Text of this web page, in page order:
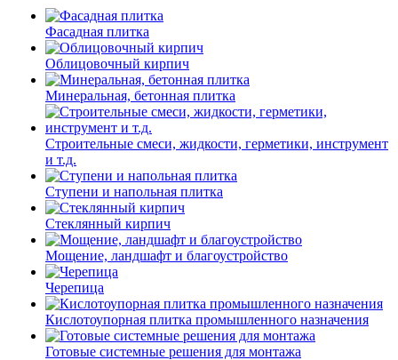
Фасадная плитка
Облицовочный кирпич
Минеральная, бетонная плитка
Строительные смеси, жидкости, герметики, инструмент
и т.д.
Ступени и напольная плитка
Cтеклянный кирпич
Мощение, ландшафт и благоустройство
Черепица
Кислотоупорная плитка промышленного назначения
Готовые системные решения для монтажа